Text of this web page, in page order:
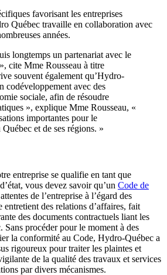
favorisant les entreprises
Québec travaille en collaboration avec
années.
longtemps un partenariat avec le
cite Mme Rousseau à titre
souvent également qu’Hydro-
codéveloppement avec des
sociale, afin de résoudre
», explique Mme Rousseau, «
importantes pour le
et de ses régions. »
entreprise se qualifie en tant que
vous devez savoir qu’un Code de
de l’entreprise à l’égard des
des relations d’affaires, fait
des documents contractuels liant les
procéder pour le moment à des
la conformité au Code, Hydro-Québec a
rigoureux pour traiter les plaintes et
de la qualité des travaux et services
par divers mécanismes.